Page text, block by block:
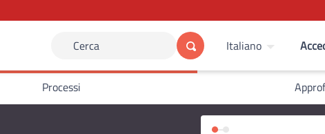
Cerca Italiano
Processi